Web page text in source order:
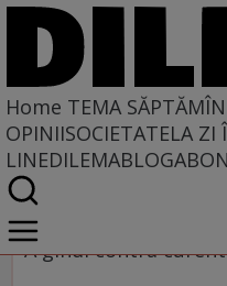
Home TEMA
OPINIISOCIETATELA ZI
LINEDILEMABLOG
Home
Tema săptămînii
A gîndi contra